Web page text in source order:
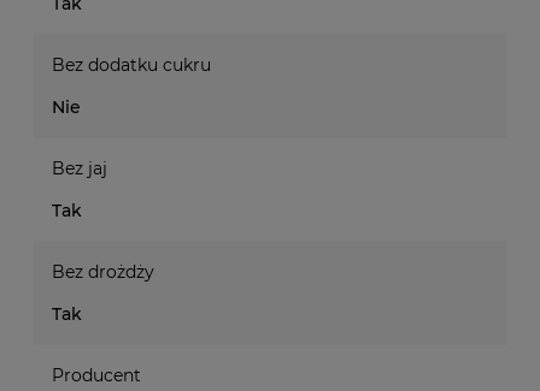
Bez dodatku cukru
Nie
Bez jaj
Tak
Bez drożdży
Tak
Producent